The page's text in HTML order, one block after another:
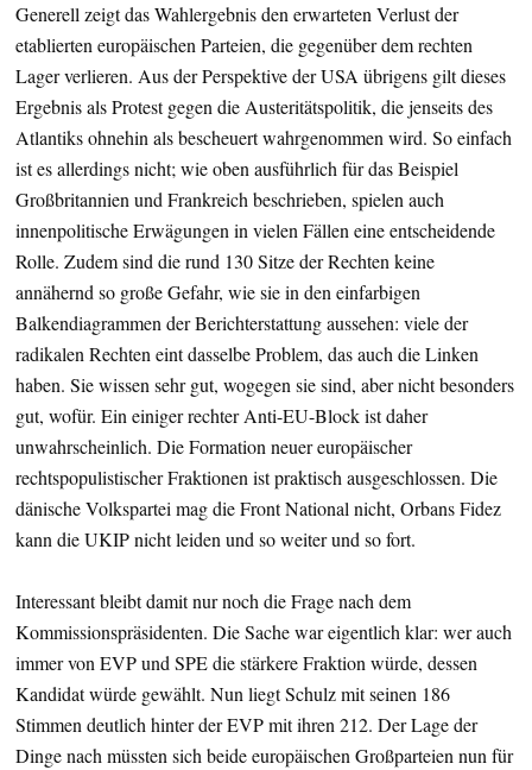
Generell zeigt das Wahlergebnis den erwarteten Verlust der
etablierten europäischen Parteien, die gegenüber dem rechten
Lager verlieren. Aus der Perspektive der USA übrigens gilt dieses
Ergebnis als Protest gegen die Austeritätspolitik, die jenseits des
Atlantiks ohnehin als bescheuert wahrgenommen wird. So einfach
ist es allerdings nicht; wie oben ausführlich für das Beispiel
Großbritannien und Frankreich beschrieben, spielen auch
innenpolitische Erwägungen in vielen Fällen eine entscheidende
Rolle. Zudem sind die rund 130 Sitze der Rechten keine
annähernd so große Gefahr, wie sie in den einfarbigen
Balkendiagrammen der Berichterstattung aussehen: viele der
radikalen Rechten eint dasselbe Problem, das auch die Linken
haben. Sie wissen sehr gut, wogegen sie sind, aber nicht besonders
gut, wofür. Ein einiger rechter Anti-EU-Block ist daher
unwahrscheinlich. Die Formation neuer europäischer
rechtspopulistischer Fraktionen ist praktisch ausgeschlossen. Die
dänische Volkspartei mag die Front National nicht, Orbans Fidez
kann die UKIP nicht leiden und so weiter und so fort.
Interessant bleibt damit nur noch die Frage nach dem
Kommissionspräsidenten. Die Sache war eigentlich klar: wer auch
immer von EVP und SPE die stärkere Fraktion würde, dessen
Kandidat würde gewählt. Nun liegt Schulz mit seinen 186
Stimmen deutlich hinter der EVP mit ihren 212. Der Lage der
Dinge nach müssten sich beide europäischen Großparteien nun für